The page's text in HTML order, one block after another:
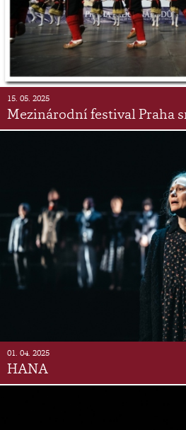
15. 05. 2025
Mezinárodní festival Praha
01. 04. 2025
HANA